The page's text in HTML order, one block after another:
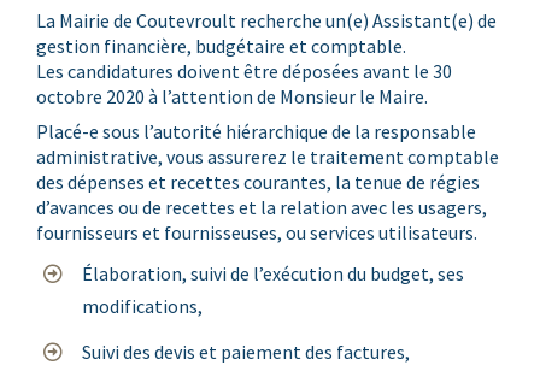
La Mairie de Coutevroult recherche un(e) Assistant(e) de
gestion financière, budgétaire et comptable.
Les candidatures doivent être déposées avant le 30
octobre 2020 à l’attention de Monsieur le Maire.
Placé-e sous l’autorité hiérarchique de la responsable
administrative, vous assurerez le traitement comptable
des dépenses et recettes courantes, la tenue de régies
d’avances ou de recettes et la relation avec les usagers,
fournisseurs et fournisseuses, ou services utilisateurs.
Élaboration, suivi de l’exécution du budget, ses
modifications,
Suivi des devis et paiement des factures,